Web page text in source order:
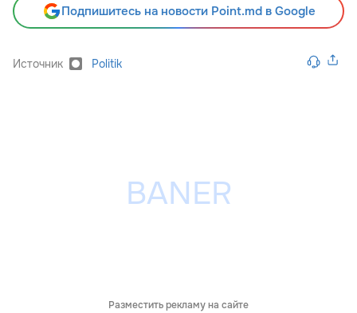
Подпишитесь на новости Point.md в Google
Источник Politik
Разместить рекламу на сайте